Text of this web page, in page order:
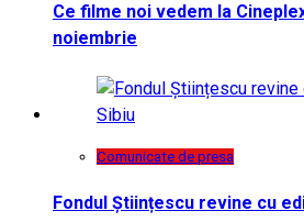
Ce filme noi vedem la
noiembrie
Comunicate de presa
Fondul Științescu revine cu